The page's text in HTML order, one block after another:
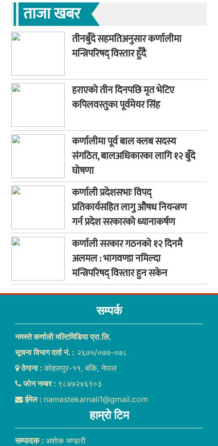
ताजा खबर
तीनबुँदे सहमतिअनुसार कर्णालीमा
मन्त्रिपरिषद् विस्तार हुँदै
हराएको तीन दिनपछि मृत भेटिए
कपिलवस्तुका पूर्वमेयर सिंह
कर्णालीमा पूर्व बाल क्लब सदस्य
संगठित, बालअधिकारका लागि १२ बुँदे
घोषणा
कर्णाली प्रदेशसभाः विपद्
प्रतिकार्यसहित लागु औषध नियन्त्रण
गर्न प्रदेश सरकारको ध्यानाकर्षण
कर्णाली सरकार गठनको १२ दिनमै
अलमल : भागवण्डा नमिल्दा
मन्त्रिपरिषद् विस्तार हुन सकेन
सम्पर्क
नमस्ते कर्णाली मल्टिमिडिया प्रा.लि.
सूचना विभाग दर्ता नं. : २६७५/०७७-०७८
ठेगाना :काेहलपुर-११, बाँके, नेपाल
फोन नम्बर : ९८४७२४६९०३
ईमेल : namastekarnali1@gmail.com
हाम्राे टिम
सम्पादक : अशाेक भण्डारी